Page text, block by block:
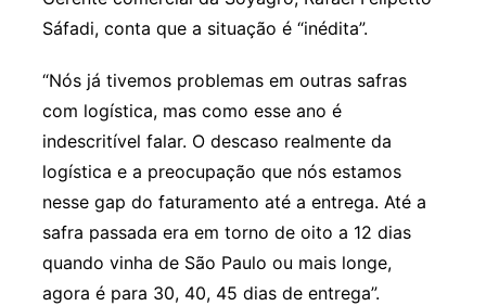
Sáfadi, conta que a situação é “inédita”.
“Nós já tivemos problemas em outras safras
com logística, mas como esse ano é
indescritível falar. O descaso realmente da
logística e a preocupação que nós estamos
nesse gap do faturamento até a entrega. Até a
safra passada era em torno de oito a 12 dias
quando vinha de São Paulo ou mais longe,
agora é para 30, 40, 45 dias de entrega”.